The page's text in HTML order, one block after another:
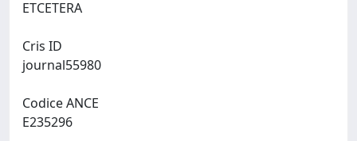
Cris ID
Codice ANCE